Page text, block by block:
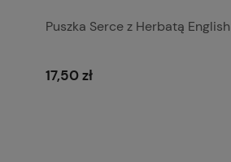
Puszka Serce z Herbatą
17,50 zł